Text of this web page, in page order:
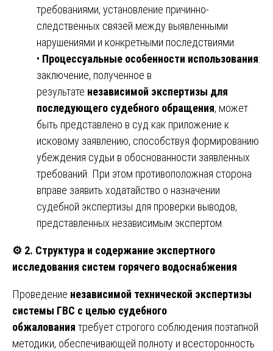
требованиями, установление причинно-
следственных связей между выявленными
нарушениями и конкретными последствиями.
• Процессуальные особенности использования:
заключение, полученное в
результате независимой экспертизы для
последующего судебного обращения, может
быть представлено в суд как приложение к
исковому заявлению, способствуя формированию
убеждения судьи в обоснованности заявленных
требований. При этом противоположная сторона
вправе заявить ходатайство о назначении
судебной экспертизы для проверки выводов,
представленных независимым экспертом.
⚙️ 2. Структура и содержание экспертного
исследования систем горячего водоснабжения
Проведение независимой технической экспертизы
системы ГВС с целью судебного
обжалования требует строгого соблюдения поэтапной
методики, обеспечивающей полноту и всесторонность